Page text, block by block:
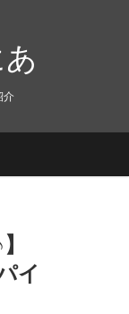
介
】
イ